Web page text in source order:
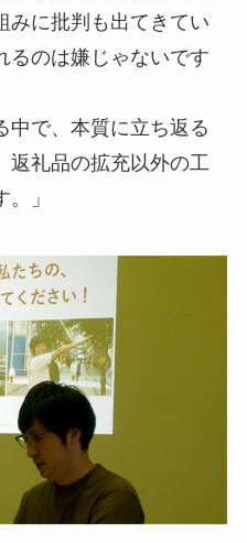
みに批判も出てきてい
るのは嫌じゃないです
中で、本質に立ち返る
返礼品の拡充以外の工
」